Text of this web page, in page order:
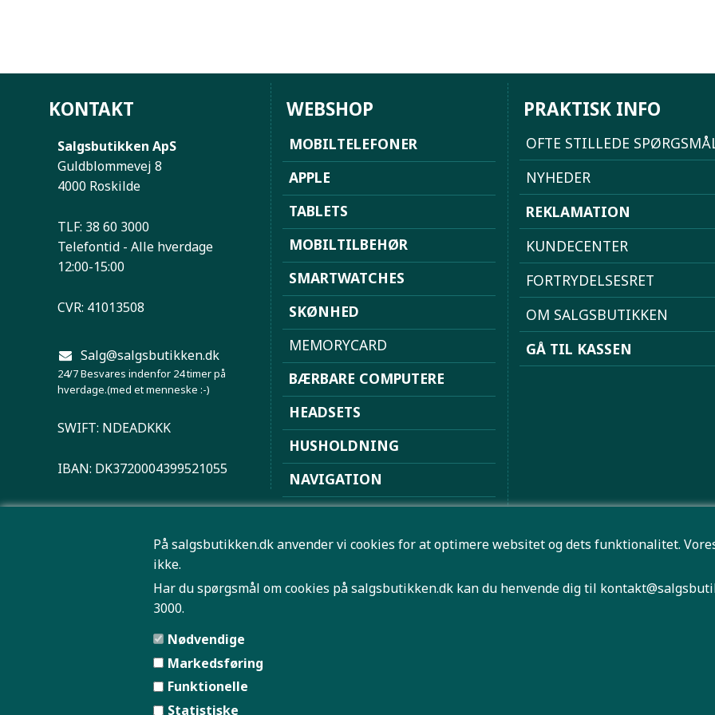
På salgsbutikken.dk anvender vi cookies for at optimere websitet og dets funktionalitet.
ikke.
Har du spørgsmål om cookies på salgsbutikken.dk kan du henvende dig til
3000.
Nødvendige
Markedsføring
Funktionelle
Statistiske
KONTAKT
Salgsbutikken ApS
Guldblommevej 8
4000 Roskilde
TLF: 38 60 3000
Telefontid - Alle hverdage
12:00-15:00
CVR: 41013508
Salg@salgsbutikken.dk
24/7 Besvares indenfor 24 timer på
hverdage.(med et menneske :-)
SWIFT: NDEADKKK
IBAN: DK3720004399521055
WEBSHOP
MOBILTELEFONER
APPLE
TABLETS
MOBILTILBEHØR
SMARTWATCHES
SKØNHED
MEMORYCARD
BÆRBARE COMPUTERE
HEADSETS
HUSHOLDNING
NAVIGATION
PLAYSTATION
ROBOTSTØVSUGERE
SPORT OG FRITID
PRAKTISK INFO
OFTE STILLEDE
NYHEDER
REKLAMATION
KUNDECENTER
FORTRYDELSESRET
OM SALGSBUTIKKEN
GÅ TIL KASSEN